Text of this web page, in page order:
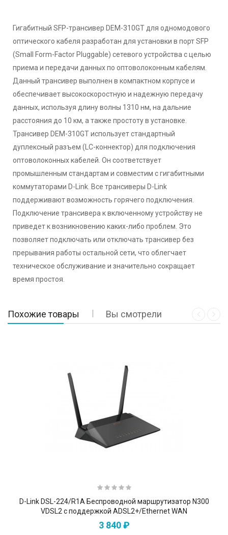
Гигабитный SFP-трансивер DEM-310GT для одномодового
оптического кабеля разработан для установки в порт SFP
(Small Form-Factor Pluggable) сетевого устройства с целью
приема и передачи данных по оптоволоконным кабелям.
Данный трансивер выполнен в компактном корпусе и
обеспечивает высокоскоростную и надежную передачу
данных, используя длину волны 1310 нм, на дальние
расстояния до 10 км, а также простоту в установке.
Трансивер DEM-310GT использует стандартный
дуплексный разъем (LC-коннектор) для подключения
оптоволоконных кабелей. Он соответствует
промышленным стандартам и совместим с гигабитными
коммутаторами D-Link. Все трансиверы D-Link
поддерживают возможность горячего подключения.
Подключение трансивера к включенному устройству не
приведет к возникновению каких-либо проблем. Это
позволяет подключать или отключать трансивер без
прерывания работы остальной сети, что облегчает
техническое обслуживание и значительно сокращает
время простоя.
Похожие товары Вы смотрели
D-Link DSL-224/R1A Беспроводной маршрутизатор N300
VDSL2 с поддержкой ADSL2+/Ethernet WAN
3 840 ₽